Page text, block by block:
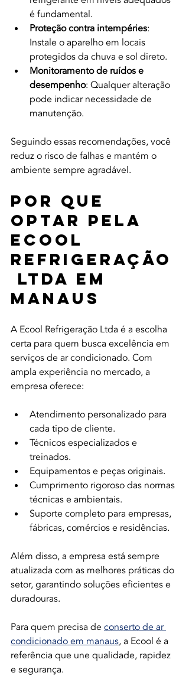
é fundamental.
Proteção contra intempéries:
Instale o aparelho em locais
protegidos da chuva e sol direto.
Monitoramento de ruídos e
desempenho: Qualquer alteração
pode indicar necessidade de
manutenção.
Seguindo essas recomendações, você
reduz o risco de falhas e mantém o
ambiente sempre agradável.
Por Que
Optar Pela
Ecool
Refrigeração
Ltda em
Manaus
A Ecool Refrigeração Ltda é a escolha
certa para quem busca excelência em
serviços de ar condicionado. Com
ampla experiência no mercado, a
empresa oferece:
Atendimento personalizado para
cada tipo de cliente.
Técnicos especializados e
treinados.
Equipamentos e peças originais.
Cumprimento rigoroso das normas
técnicas e ambientais.
Suporte completo para empresas,
fábricas, comércios e residências.
Além disso, a empresa está sempre
atualizada com as melhores práticas do
setor, garantindo soluções eficientes e
duradouras.
Para quem precisa de conserto de ar
condicionado em manaus, a Ecool é a
referência que une qualidade, rapidez
e segurança.